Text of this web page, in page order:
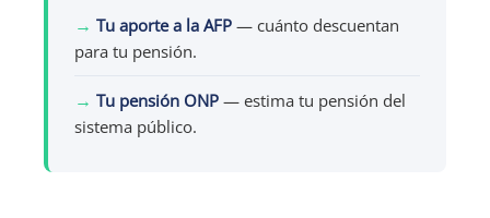
→ Tu aporte a la AFP — cuánto descuentan
para tu pensión.
→ Tu pensión ONP — estima tu pensión del
sistema público.